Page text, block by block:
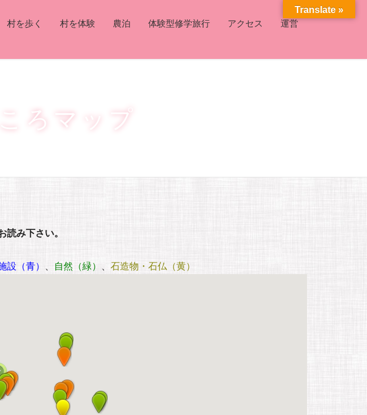
村を歩く 村を体験 農泊 体験型修学旅行 アクセス 運営
ろマップ
読み下さい。
設（青） 、 自然（緑） 、 石造物・石仏（黄）
Translate »